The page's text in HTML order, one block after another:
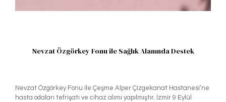
Nevzat Özgörkey Fonu ile Sağlık Alanında Destek
Nevzat Özgörkey Fonu ile Çeşme Alper Çizgekanat Hastanesi’ne
hasta odaları tefrişatı ve cihaz alımı yapılmıştır. İzmir 9 Eylül